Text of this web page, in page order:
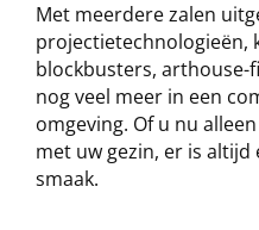
Met meerdere zalen
projectietechnologieën,
blockbusters, arthouse-
nog veel meer in een
omgeving. Of u nu
met uw gezin, er is
smaak.